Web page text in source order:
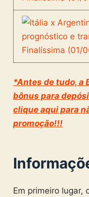
*Antes de tudo, a
bônus para
clique aqui para
promoção!!!
Em primeiro lugar,